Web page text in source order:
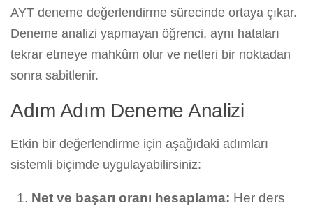
AYT deneme değerlendirme sürecinde ortaya çıkar.
Deneme analizi yapmayan öğrenci, aynı hataları
tekrar etmeye mahkûm olur ve netleri bir noktadan
sonra sabitlenir.
Adım Adım Deneme Analizi
Etkin bir değerlendirme için aşağıdaki adımları
sistemli biçimde uygulayabilirsiniz:
Net ve başarı oranı hesaplama: Her ders